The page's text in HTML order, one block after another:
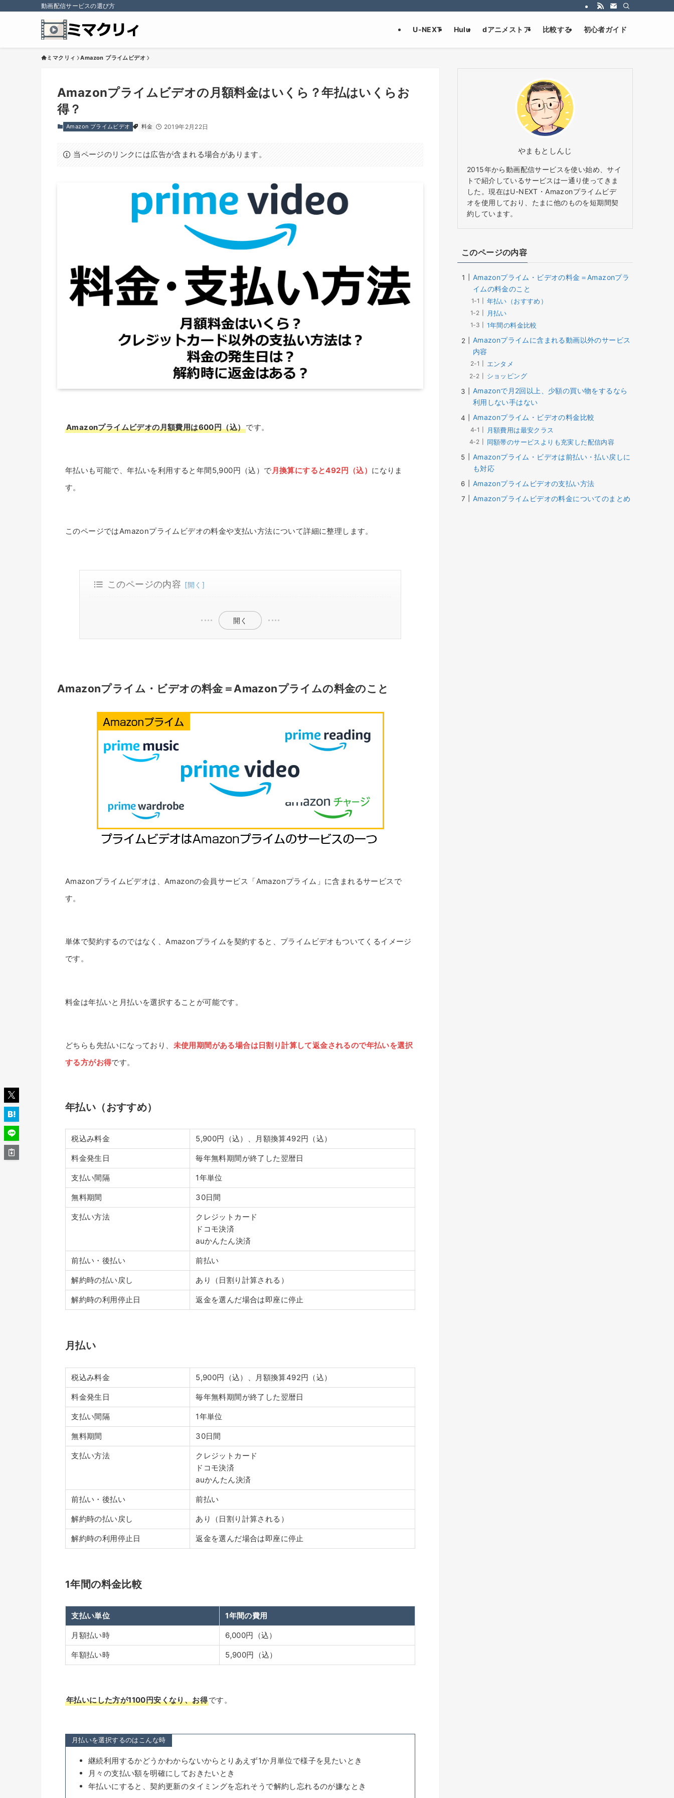
動画配信サービスの選び方
U-NEXT Hulu dアニメストア 比較する 初心者ガイド
ミマクリィ Amazon プライムビデオ
Amazonプライムビデオの月額料金はいくら？年払はいくらお
得？
Amazon プライムビデオ 料金 2019年2月22日
当ページのリンクには広告が含まれる場合があります。
Amazonプライムビデオの月額費用は600円（込）です。
年払いも可能で、年払いを利用すると年間5,900円（込）で月換算にすると492円（込） になりま
す。
このページではAmazonプライムビデオの料金や支払い方法について詳細に整理します。
このページの内容
開く
Amazonプライム・ビデオの料金＝Amazonプライムの料金のこと
Amazonプライムビデオは、Amazonの会員サービス「Amazonプライム」に含まれるサービスで
す。
単体で契約するのではなく、Amazonプライムを契約すると、プライムビデオもついてくるイメージ
です。
料金は年払いと月払いを選択することが可能です。
どちらも先払いになっており、 未使用期間がある場合は日割り計算して返金されるので年払いを選択
する方がお得です。
年払い（おすすめ）
税込み料金 5,900円（込）、月額換算492円（込）
料金発生日 毎年無料期間が終了した翌暦日
支払い間隔 1年単位
無料期間 30日間
支払い方法
クレジットカード
ドコモ決済
auかんたん決済
前払い・後払い 前払い
解約時の払い戻し あり（日割り計算される）
解約時の利用停止日 返金を選んだ場合は即座に停止
月払い
税込み料金 5,900円（込）、月額換算492円（込）
料金発生日 毎年無料期間が終了した翌暦日
支払い間隔 1年単位
無料期間 30日間
支払い方法
クレジットカード
ドコモ決済
auかんたん決済
前払い・後払い 前払い
解約時の払い戻し あり（日割り計算される）
解約時の利用停止日 返金を選んだ場合は即座に停止
1年間の料金比較
支払い単位 1年間の費用
月額払い時 6,000円（込）
年額払い時 5,900円（込）
年払いにした方が1100円安くなり、お得です。
月払いを選択するのはこんな時
継続利用するかどうかわからないからとりあえず1か月単位で様子を見たいとき
月々の支払い額を明確にしておきたいとき
年払いにすると、契約更新のタイミングを忘れそうで解約し忘れるのが嫌なとき
やまもとしんじ
2015年から動画配信サービスを使い始め、サイ
トで紹介しているサービスは一通り使ってきま
した。現在はU-NEXT・Amazonプライムビデ
オを使用しており、たまに他のものを短期間契
約しています。
このページの内容
Amazonプライム・ビデオの料金＝Amazonプラ
イムの料金のこと
年払い（おすすめ）
月払い
1年間の料金比較
Amazonプライムに含まれる動画以外のサービス
内容
エンタメ
ショッピング
Amazonで月2回以上、少額の買い物をするなら
利用しない手はない
Amazonプライム・ビデオの料金比較
月額費用は最安クラス
同額帯のサービスよりも充実した配信内容
Amazonプライム・ビデオは前払い・払い戻しに
も対応
Amazonプライムビデオの支払い方法
Amazonプライムビデオの料金についてのまとめ